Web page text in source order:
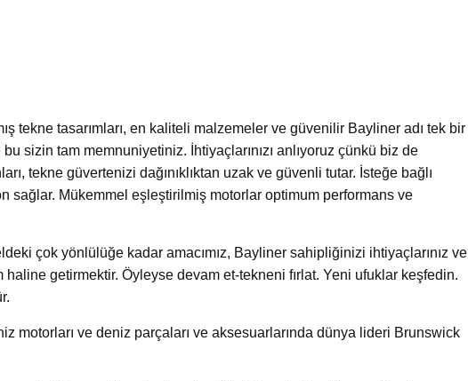
tekne tasarımları, en kaliteli malzemeler ve güvenilir Bayliner adı tek bir
sizin tam memnuniyetiniz. İhtiyaçlarınızı anlıyoruz çünkü biz de
tekne güvertenizi dağınıklıktan uzak ve güvenli tutar. İsteğe bağlı
sağlar. Mükemmel eşleştirilmiş motorlar optimum performans ve
çok yönlülüğe kadar amacımız, Bayliner sahipliğinizi ihtiyaçlarınız ve
haline getirmektir. Öyleyse devam et-tekneni fırlat. Yeni ufuklar keşfedin.
motorları ve deniz parçaları ve aksesuarlarında dünya lideri Brunswick